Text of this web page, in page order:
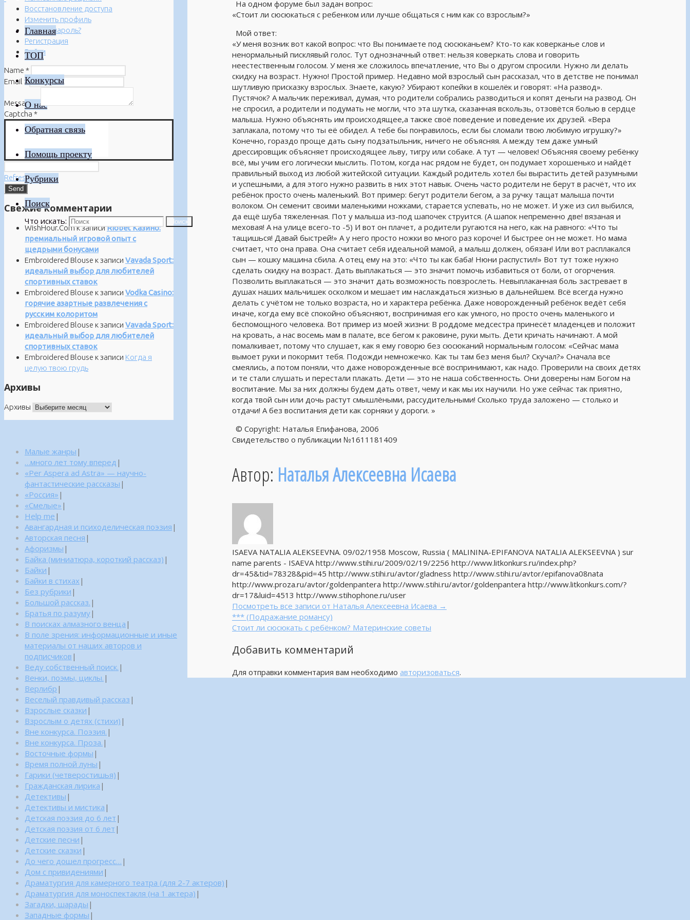
Главная
ТОП
Конкурсы
О нас
Обратная связь
Помощь проекту
Рубрики
Поиск
Что искать: Поиск
На одном форуме был задан вопрос:
«Стоит ли сюсюкаться с ребенком или лучше общаться с ним как со взрослым?»
Мой ответ:
«У меня возник вот какой вопрос: что Вы понимаете под сюсюканьем? Кто-то как коверканье слов и
ненормальный писклявый голос. Тут однозначный ответ: нельзя коверкать слова и говорить
неестественным голосом. У меня же сложилось впечатление, что Вы о другом спросили. Нужно ли делать
скидку на возраст. Нужно! Простой пример. Недавно мой взрослый сын рассказал, что в детстве не понимал
шутливую присказку взрослых. Знаете, какую? Убирают копейки в кошелёк и говорят: «На развод».
Пустячок? А мальчик переживал, думая, что родители собрались разводиться и копят деньги на развод. Он
не спросил, а родители и подумать не могли, что эта шутка, сказанная вскользь, отзовётся болью в сердце
малыша. Нужно объяснять им происходящее,а также своё поведение и поведение их друзей. «Вера
заплакала, потому что ты её обидел. А тебе бы понравилось, если бы сломали твою любимую игрушку?»
Конечно, гораздо проще дать сыну подзатыльник, ничего не объясняя. А между тем даже умный
дрессировщик объясняет происходящее льву, тигру или собаке. А тут — человек! Объясняя своему ребёнку
всё, мы учим его логически мыслить. Потом, когда нас рядом не будет, он подумает хорошенько и найдёт
правильный выход из любой житейской ситуации. Каждый родитель хотел бы вырастить детей разумными
и успешными, а для этого нужно развить в них этот навык. Очень часто родители не берут в расчёт, что их
ребёнок просто очень маленький. Вот пример: бегут родители бегом, а за ручку тащат малыша почти
волоком. Он семенит своими маленькими ножками, старается успевать, но не может. И уже из сил выбился,
да ещё шуба тяжеленная. Пот у малыша из-под шапочек струится. (А шапок непременно две! вязаная и
меховая! А на улице всего-то -5) И вот он плачет, а родители ругаются на него, как на равного: «Что ты
тащишься! Давай быстрей!» А у него просто ножки во много раз короче! И быстрее он не может. Но мама
считает, что она права. Она считает себя идеальной мамой, а малыш должен, обязан! Или вот расплакался
сын — кошку машина сбила. А отец ему на это: «Что ты как баба! Нюни распустил!» Вот тут тоже нужно
сделать скидку на возраст. Дать выплакаться — это значит помочь избавиться от боли, от огорчения.
Позволить выплакаться — это значит дать возможность повзрослеть. Невыплаканная боль застревает в
душах наших мальчишек осколком и мешает им наслаждаться жизнью в дальнейшем. Всё всегда нужно
делать с учётом не только возраста, но и характера ребёнка. Даже новорожденный ребёнок ведёт себя
иначе, когда ему всё спокойно объясняют, воспринимая его как умного, но просто очень маленького и
беспомощного человека. Вот пример из моей жизни: В роддоме медсестра принесёт младенцев и положит
на кровать, а нас восемь мам в палате, все бегом к раковине, руки мыть. Дети кричать начинают. А мой
помалкивает, потому что слушает, как я ему говорю без сюсюканий нормальным голосом: «Сейчас мама
вымоет руки и покормит тебя. Подожди немножечко. Как ты там без меня был? Скучал?» Сначала все
смеялись, а потом поняли, что даже новорожденные всё воспринимают, как надо. Проверили на своих детях
и те стали слушать и перестали плакать. Дети — это не наша собственность. Они доверены нам Богом на
воспитание. Мы за них должны будем дать ответ, чему и как мы их научили. Но уже сейчас так приятно,
когда твой сын или дочь растут смышлёными, рассудительными! Сколько труда заложено — столько и
отдачи! А без воспитания дети как сорняки у дороги. »
© Copyright: Наталья Епифанова, 2006
Свидетельство о публикации №1611181409
Автор: Наталья Алексеевна Исаева
ISAEVA NATALIA ALEKSEEVNA. 09/02/1958 Moscow, Russia ( MALININA-EPIFANOVA NATALIA ALEKSEEVNA ) sur
name parents - ISAEVA http://www.stihi.ru/2009/02/19/2256 http://www.litkonkurs.ru/index.php?
dr=45&tid=78328&pid=45 http://www.stihi.ru/avtor/gladness http://www.stihi.ru/avtor/epifanova08nata
http://www.proza.ru/avtor/goldenpantera http://www.stihi.ru/avtor/goldenpantera http://www.litkonkurs.com/?
dr=17&luid=4513 http://www.stihophone.ru/user
Посмотреть все записи от Наталья Алексеевна Исаева →
*** (Подражание романсу)
Стоит ли сюсюкать с ребёнком? Материнские советы
Добавить комментарий
Для отправки комментария вам необходимо авторизоваться.
Восстановление доступа
Изменить профиль
Забыли пароль?
Регистрация
Войти
Name *
Email *
Message*
Captcha *
Refresh
Свежие комментарии
WishHour.Comк записиRiobet Казино:
премиальный игровой опыт с
щедрыми бонусами
Embroidered Blouse к записи Vavada Sport:
идеальный выбор для любителей
спортивных ставок
Embroidered Blouse к записи Vodka Casino:
горячие азартные развлечения с
русским колоритом
Embroidered Blouse к записи Vavada Sport:
идеальный выбор для любителей
спортивных ставок
Embroidered Blouse к записи Когда я
целую твою грудь
Архивы
Архивы
Малые жанры |
…много лет тому вперед |
«Per Aspera ad Astra» — научно-
фантастические рассказы |
«Россия» |
«Смелые» |
Help me |
Авангардная и психоделическая поэзия |
Авторская песня |
Афоризмы |
Байка (миниатюра, короткий рассказ) |
Байки |
Байки в стихах |
Без рубрики |
Большой рассказ. |
Братья по разуму|
В поисках алмазного венца |
В поле зрения: информационные и иные
материалы от наших авторов и
подписчиков |
Веду собственный поиск. |
Венки, поэмы, циклы. |
Верлибр |
Веселый правдивый рассказ |
Взрослые сказки |
Взрослым о детях (стихи) |
Вне конкурса. Поэзия. |
Вне конкурса. Проза. |
Восточные формы |
Время полной луны |
Гарики (четверостишья) |
Гражданская лирика |
Детективы |
Детективы и мистика |
Детская поэзия до 6 лет |
Детская поэзия от 6 лет |
Детские песни |
Детские сказки |
До чего дошел прогресс… |
Дом с привидениями |
Драматургия для камерного театра (для 2-7 актеров) |
Драматургия для моноспектакля (на 1 актера) |
Загадки, шарады |
Западные формы |